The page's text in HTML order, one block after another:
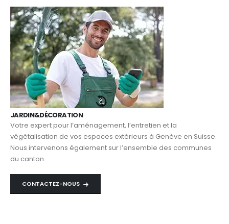
JARDIN&DÉCORATION
Votre expert pour l’aménagement, l’entretien et la
végétalisation de vos espaces extérieurs à Genève en Suisse.
Nous intervenons également sur l’ensemble des communes
du canton.
CONTACTEZ-NOUS